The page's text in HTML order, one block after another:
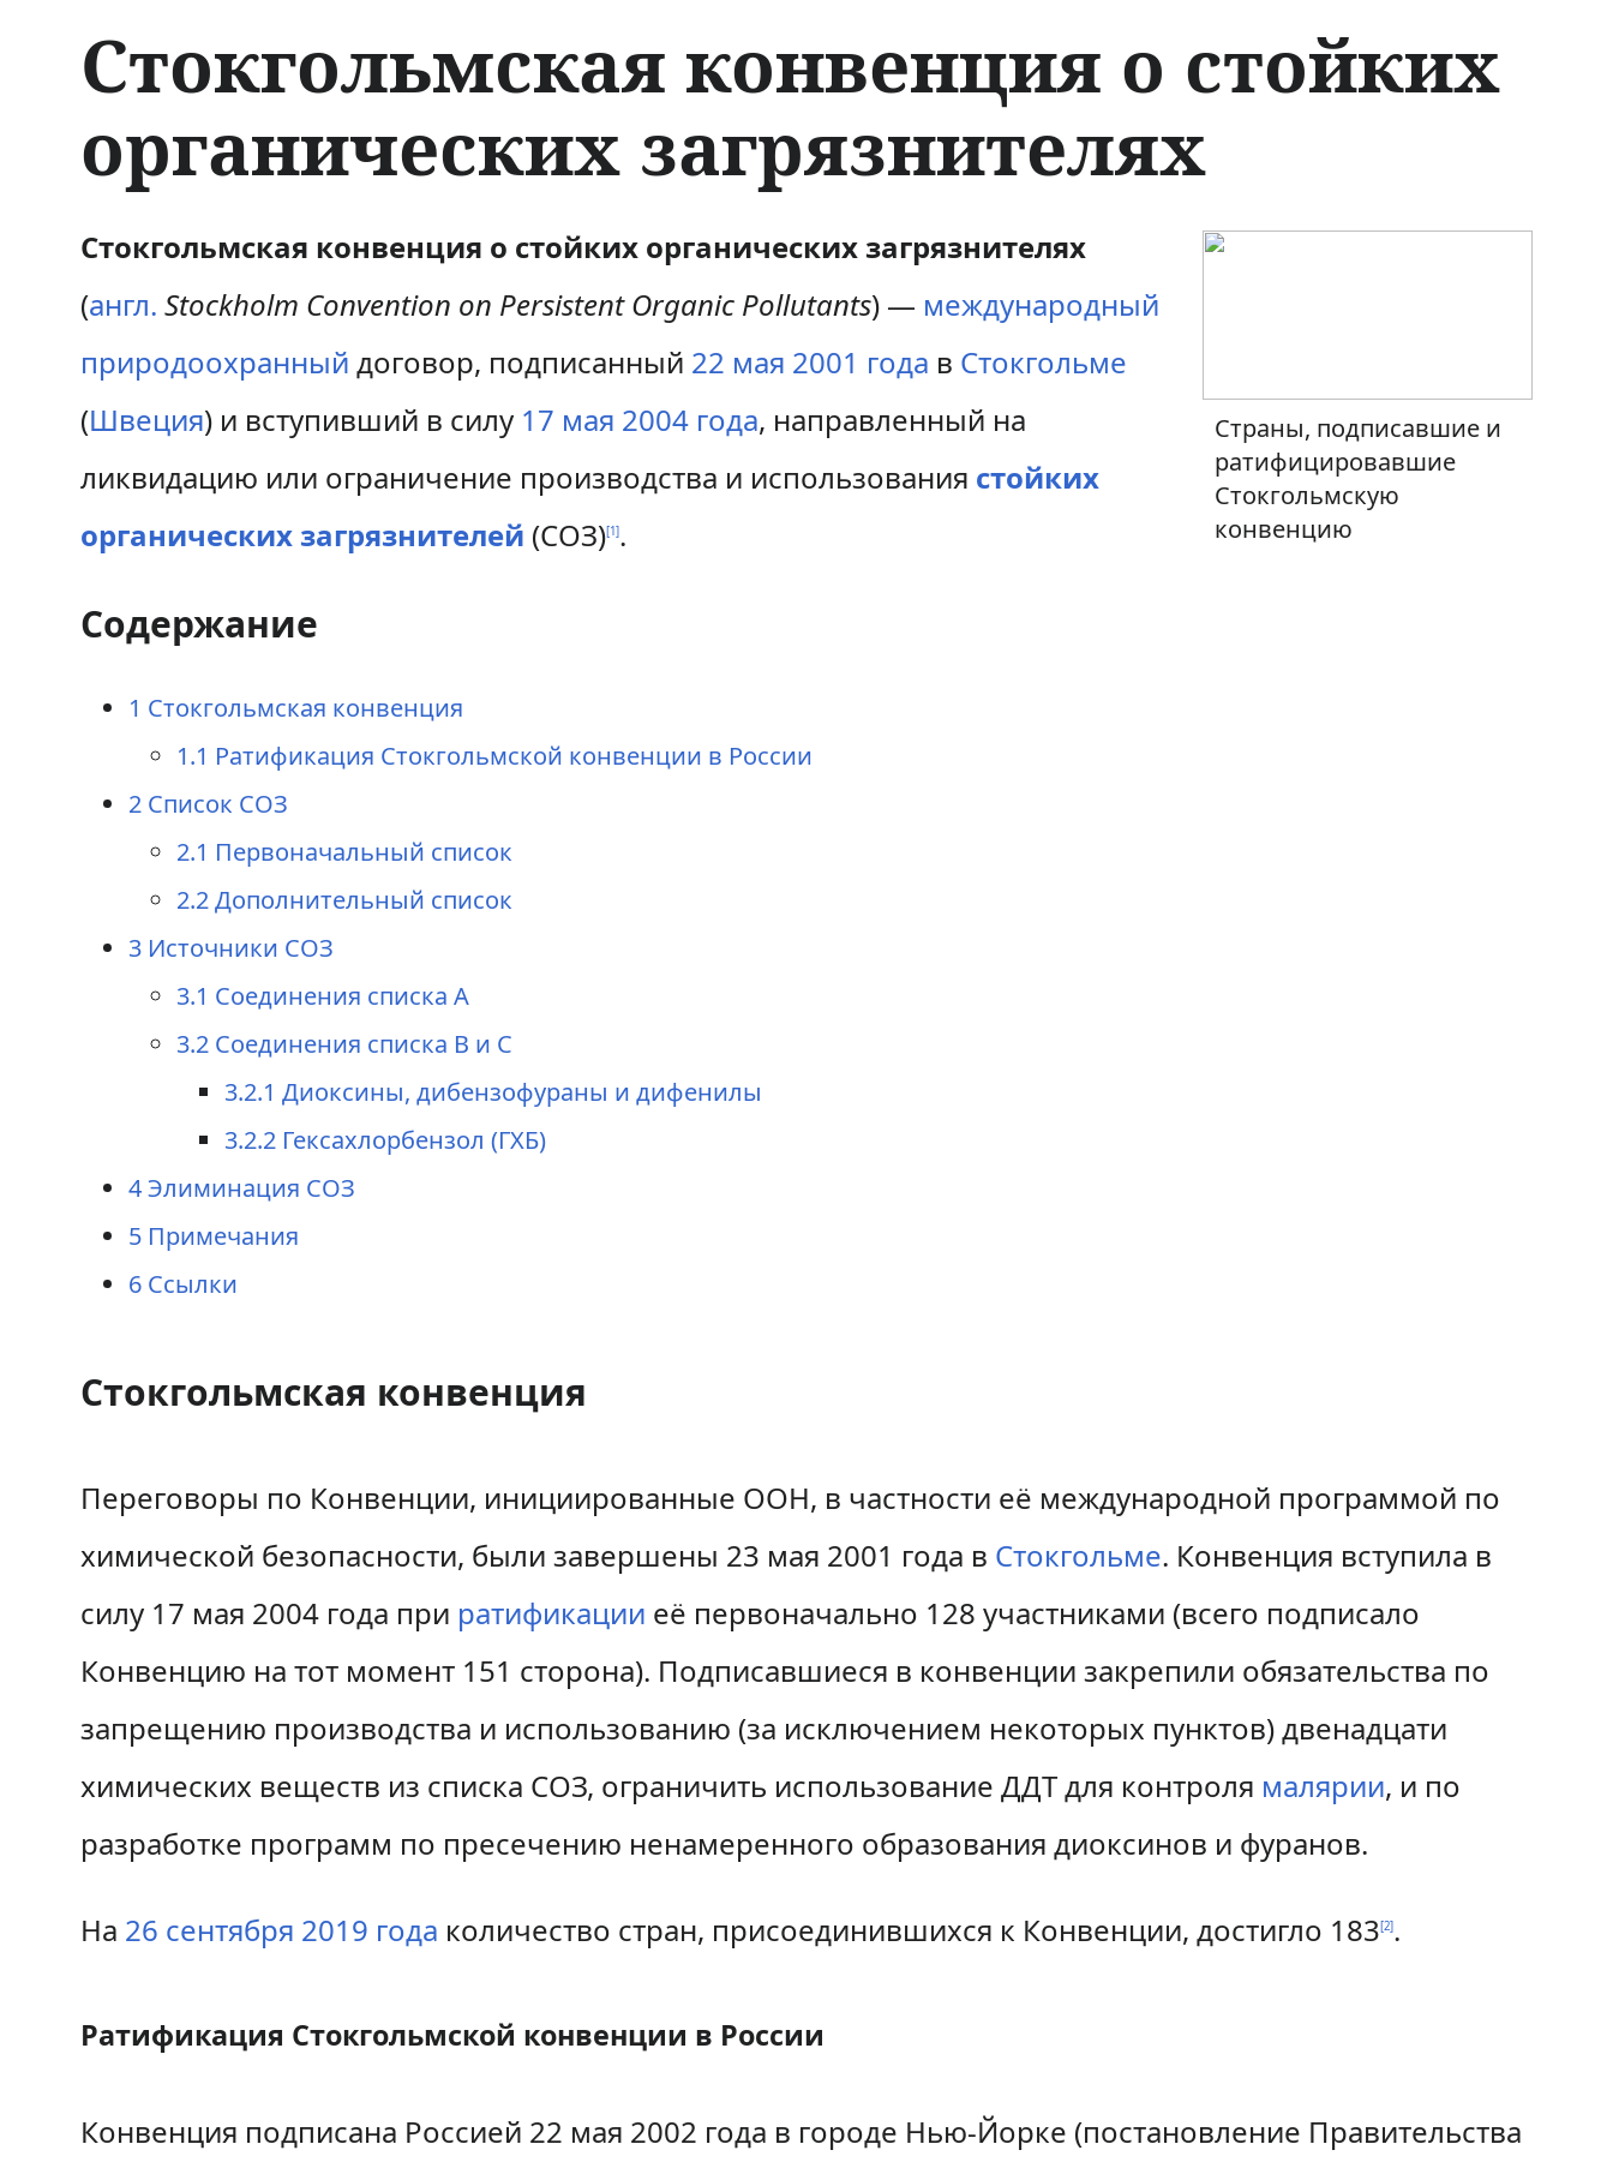
Стокгольмская конвенция о стойких
органических загрязнителях
П
е
й
т
и
н
П
е
й
т
и
п
Страны, подписавшие и
ратифицировавшие
Стокгольмскую
конвенцию
Стокгольмская конвенция о стойких органических загрязнителях
(англ. Stockholm Convention on Persistent Organic Pollutants) — международный
природоохранный договор, подписанный 22 мая 2001 года в Стокгольме
(Швеция) и вступивший в силу 17 мая 2004 года, направленный на
ликвидацию или ограничение производства и использования стойких
органических загрязнителей (СОЗ)[1].
Содержание
1 Стокгольмская конвенция
1.1 Ратификация Стокгольмской конвенции в России
2 Список СОЗ
2.1 Первоначальный список
2.2Дополнительный список
3 Источники СОЗ
3.1 Соединения списка А
3.2 Соединения списка B и C
3.2.1 Диоксины, дибензофураны и дифенилы
3.2.2 Гексахлорбензол (ГХБ)
4Элиминация СОЗ
5 Примечания
6 Ссылки
Стокгольмская конвенция
Переговоры по Конвенции, инициированные ООН, в частности её международной программой по
химической безопасности, были завершены 23 мая 2001 года в Стокгольме. Конвенция вступила в
силу 17 мая 2004 года при ратификации её первоначально 128 участниками (всего подписало
Конвенцию на тот момент 151 сторона). Подписавшиеся в конвенции закрепили обязательства по
запрещению производства и использованию (за исключением некоторых пунктов) двенадцати
химических веществ из списка СОЗ, ограничить использование ДДТ для контроля малярии, и по
разработке программ по пресечению ненамеренного образования диоксинов и фуранов.
На 26 сентября 2019 года количество стран, присоединившихся к Конвенции, достигло 183[2].
Ратификация Стокгольмской конвенции в России
Конвенция подписана Россией 22 мая 2002 года в городе Нью-Йорке (постановление Правительства